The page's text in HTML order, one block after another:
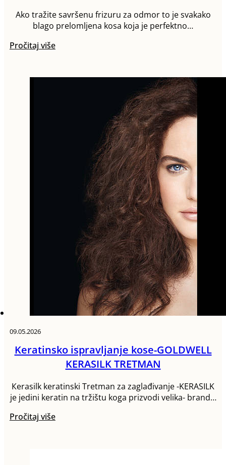
Ako tražite savršenu frizuru za odmor to je svakako
blago prelomljena kosa koja je perfektno…
Pročitaj više
09.05.2026
Keratinsko ispravljanje kose-GOLDWELL
KERASILK TRETMAN
Кerasilk keratinski Tretman za zaglađivanje -KERASILK
je jedini keratin na tržištu koga prizvodi velika- brand…
Pročitaj više